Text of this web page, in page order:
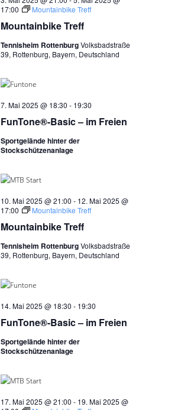
Mountainbike Treff
17:00
Mountainbike Treff
Tennisheim RottenburgVolksbadstraße
39, Rottenburg, Bayern, Deutschland
FunTone®-Basic – im Freien
7. Mai 2025 @ 18:30 - 19:30
Sportgelände hinter der
Stockschützenanlage
Mountainbike Treff
10. Mai 2025 @ 21:00 - 12. Mai 2025 @
17:00
Mountainbike Treff
Tennisheim RottenburgVolksbadstraße
39, Rottenburg, Bayern, Deutschland
FunTone®-Basic – im Freien
14. Mai 2025 @ 18:30 - 19:30
Sportgelände hinter der
Stockschützenanlage
17. Mai 2025 @ 21:00 - 19. Mai 2025 @